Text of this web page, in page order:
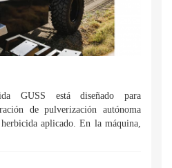
GUSS está diseñado para
de pulverización autónoma
aplicado. En la máquina,